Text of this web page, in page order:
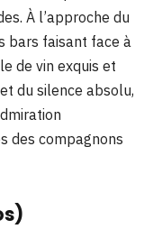
À l’approche du
bars faisant face à
de vin exquis et
du silence absolu,
des compagnons